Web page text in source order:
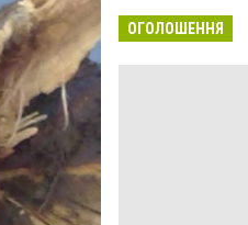
ОГОЛОШЕННЯ